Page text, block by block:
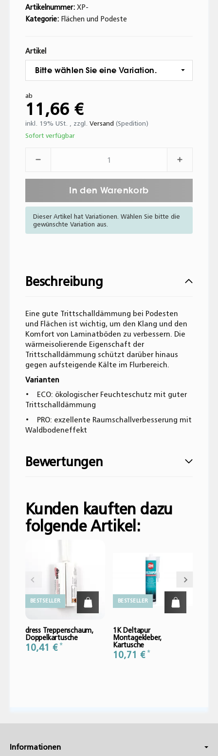
Artikelnummer: XP-
Kategorie: Flächen und Podeste
Artikel
Bitte wählen Sie eine Variation.
ab
11,66 €
inkl. 19% USt. , zzgl. Versand (Spedition)
Sofort verfügbar
In den Warenkorb
Dieser Artikel hat Variationen. Wählen Sie bitte die
gewünschte Variation aus.
Beschreibung
Eine gute Trittschalldämmung bei Podesten
und Flächen ist wichtig, um den Klang und den
Komfort von Laminatböden zu verbessern. Die
wärmeisolierende Eigenschaft der
Trittschalldämmung schützt darüber hinaus
gegen aufsteigende Kälte im Flurbereich.
Varianten
• ECO: ökologischer Feuchteschutz mit guter
Trittschalldämmung
• PRO: exzellente Raumschallverbesserung mit
Waldbodeneffekt
Bewertungen
Kaufentscheidung:
Kunden kauften dazu
folgende Artikel:
BESTSELLER
dress Treppenschaum,
Doppelkartusche
10,41 €*
BESTSELLER
1K Deltapur
Montagekleber,
Kartusche
10,71 €*
Informationen